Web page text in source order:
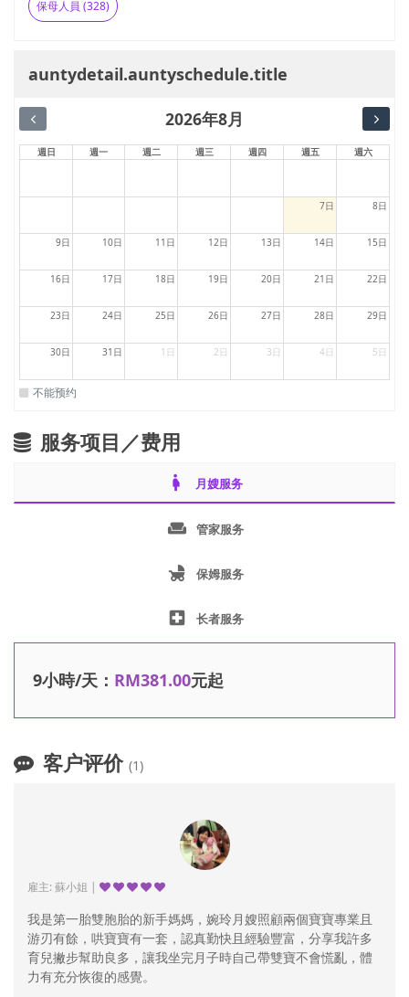
保母人員 (328)
auntydetail.auntyschedule.title
2026年8月
週日 週一 週二 週三 週四 週五 週六
7日 8日
9日 10日 11日 12日 13日 14日 15日
16日 17日 18日 19日 20日 21日 22日
23日 24日 25日 26日 27日 28日 29日
30日 31日 1日 2日 3日 4日 5日
不能预约
服务项目／费用
pregnant_woman 月嫂服务
weekend 管家服务
child_friendly 保姆服务
local_hospital 长者服务
9小時/天： RM381.00元起
客户评价 (1)
雇主: 蘇小姐 |
我是第一胎雙胞胎的新手媽媽，婉玲月嫂照顧兩個寶寶專業且
游刃有餘，哄寶寶有一套，認真勤快且經驗豐富，分享我許多
育兒撇步幫助良多，讓我坐完月子時自己帶雙寶不會慌亂，體
力有充分恢復的感覺。